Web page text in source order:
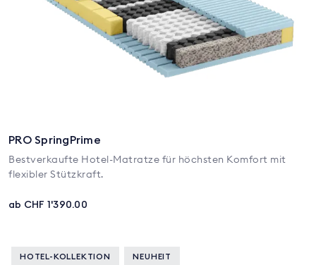
PRO SpringPrime
Bestverkaufte Hotel-Matratze für höchsten Komfort mit
flexibler Stützkraft.
ab CHF 1'390.00
HOTEL-KOLLEKTION NEUHEIT